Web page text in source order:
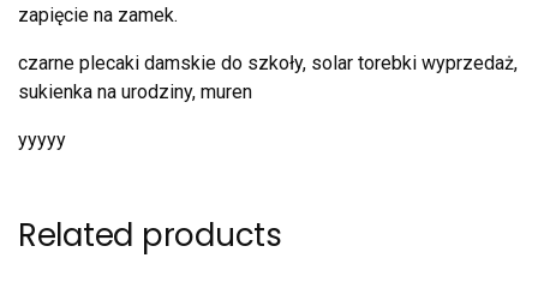
zapięcie na zamek.
czarne plecaki damskie do szkoły, solar torebki wyprzedaż,
sukienka na urodziny, muren
yyyyy
Related products